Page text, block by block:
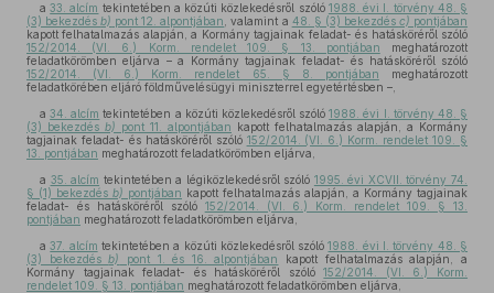
a33. alcím tekintetében a közúti közlekedésről szóló 1988. évi I. törvény 48. §
(3) bekezdésb) pont 12. alpontjában , valamint a 48. § (3) bekezdés c) pontjában
kapott felhatalmazás alapján, a Kormány tagjainak feladat- és hatásköréről szóló
152/2014. (VI. 6.) Korm. rendelet 109. § 13. pontjában meghatározott
feladatkörömben eljárva – a Kormány tagjainak feladat- és hatásköréről szóló
152/2014. (VI. 6.) Korm. rendelet 65. § 8. pontjában meghatározott
feladatkörében eljáró földművelésügyi miniszterrel egyetértésben –,
a34. alcím tekintetében a közúti közlekedésről szóló1988. évi I. törvény 48. §
(3) bekezdés b) pont 11. alpontjában kapott felhatalmazás alapján, a Kormány
tagjainak feladat- és hatásköréről szóló 152/2014. (VI. 6.) Korm. rendelet 109. §
13. pontjában meghatározott feladatkörömben eljárva,
a 35. alcím tekintetében a légiközlekedésről szóló 1995. évi XCVII. törvény 74.
§ (1) bekezdés b) pontjában kapott felhatalmazás alapján, a Kormány tagjainak
feladat- és hatásköréről szóló 152/2014. (VI. 6.) Korm. rendelet 109. § 13.
pontjában meghatározott feladatkörömben eljárva,
a37. alcím tekintetében a közúti közlekedésről szóló1988. évi I. törvény 48. §
(3) bekezdésb) pont 1. és 16. alpontjában
kapott felhatalmazás alapján, a
Kormány tagjainak feladat- és hatásköréről szóló152/2014. (VI. 6.) Korm.
rendelet 109. § 13. pontjában meghatározott feladatkörömben eljárva,